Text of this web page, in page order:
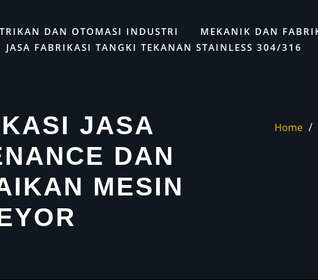
DAN OTOMASI INDUSTRI MEKANIK DAN
JASA FABRIKASI TANGKI TEKANAN STAINLESS 304/316
JASA
DAN
MESIN
Home